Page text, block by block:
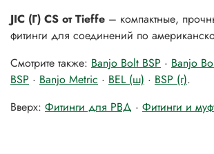
JIC (Г) CS от Tieffe – компактные,
фитинги для соединений по
Смотрите также: Banjo Bolt BSP · Banjo
BSP · Banjo Metric · BEL (ш) · BSP (г).
Вверх: Фитинги для РВД · Фитинги и